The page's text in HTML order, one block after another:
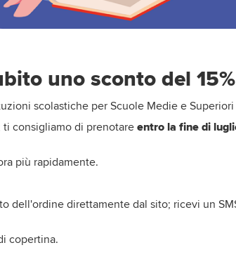
uno sconto del 15%
scolastiche per Scuole Medie e
ti consigliamo di prenotareentro la fine di
più rapidamente.
direttamente dal sito; ricevi un
copertina.